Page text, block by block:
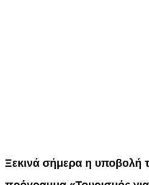
Ξεκινά σήμερα η υποβολή